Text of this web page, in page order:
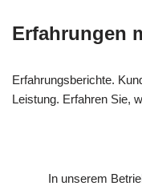
Erfahrungen
Erfahrungsberichte.
Leistung. Erfahren Sie,
In unserem